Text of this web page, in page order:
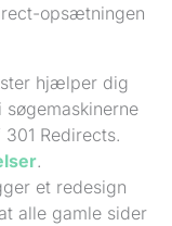
opsætningen
hjælper dig
Redirects.
.
et redesign
alle gamle sider